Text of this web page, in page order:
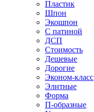
Пластик
Шпон
Экошпон
С патиной
ДСП
Стоимость
Дешевые
Дорогие
Эконом-класс
Элитные
Форма
П-образные